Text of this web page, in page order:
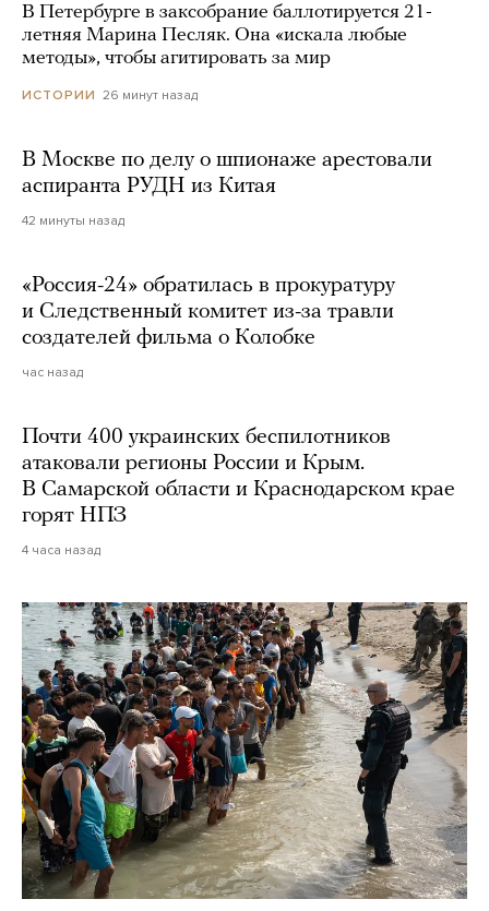
В Петербурге в заксобрание баллотируется 21-
летняя Марина Песляк. Она «искала любые
методы», чтобы агитировать за мир
ИСТОРИИ 26 минут назад
В Москве по делу о шпионаже арестовали
аспиранта РУДН из Китая
42 минуты назад
«Россия-24» обратилась в прокуратуру
и Следственный комитет из-за травли
создателей фильма о Колобке
час назад
Почти 400 украинских беспилотников
атаковали регионы России и Крым.
В Самарской области и Краснодарском крае
горят НПЗ
4 часа назад